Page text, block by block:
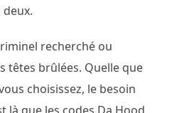
deux.
recherché ou
têtes brûlées. Quelle que
choisissez, le besoin